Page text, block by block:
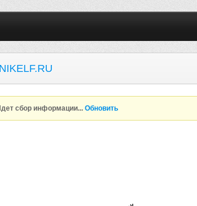
сбор информации...Обновить